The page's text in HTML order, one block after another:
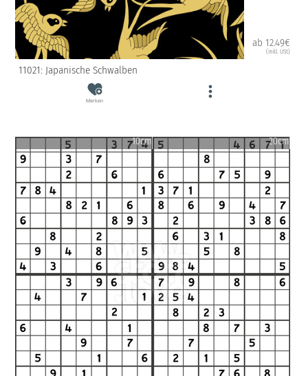
ab 12.49€
(inkl. USt)
11021: Japanische Schwalben
Merken
10cm 20cm